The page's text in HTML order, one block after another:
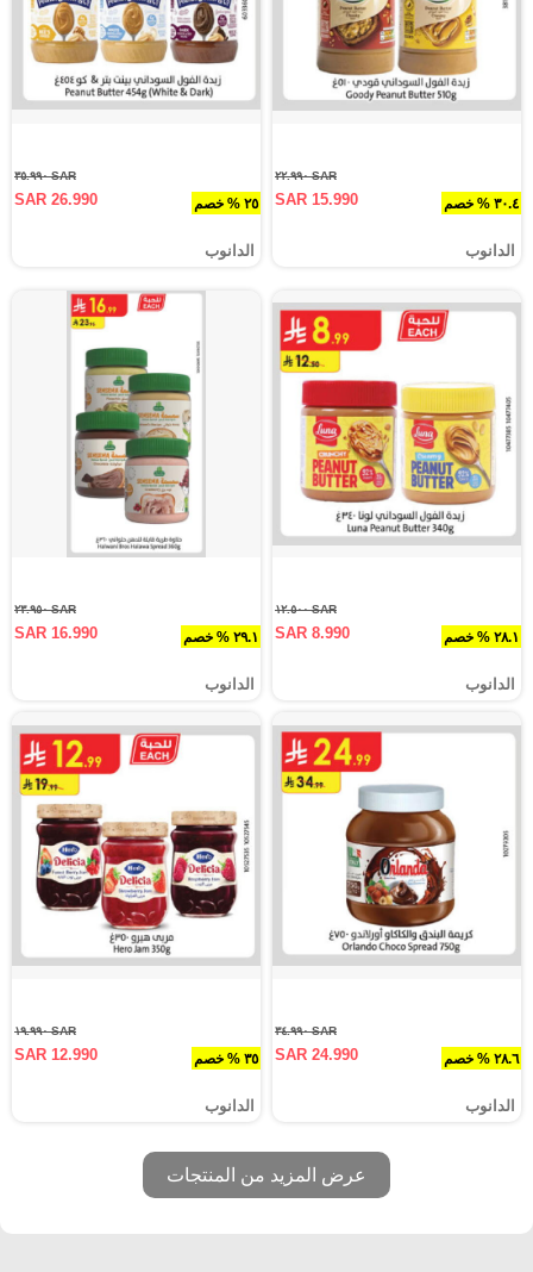
٣٠.٤ % خصم
SAR ٢٢.٩٩٠
SAR 15.990
الدانوب
٢٥ % خصم
SAR ٣٥.٩٩٠
SAR 26.990
الدانوب
٢٨.١ % خصم
SAR ١٢.٥٠٠
SAR 8.990
الدانوب
٢٩.١ % خصم
SAR ٢٣.٩٥٠
SAR 16.990
الدانوب
٢٨.٦ % خصم
SAR ٣٤.٩٩٠
SAR 24.990
الدانوب
٣٥ % خصم
SAR ١٩.٩٩٠
SAR 12.990
الدانوب
عرض المزيد من المنتجات